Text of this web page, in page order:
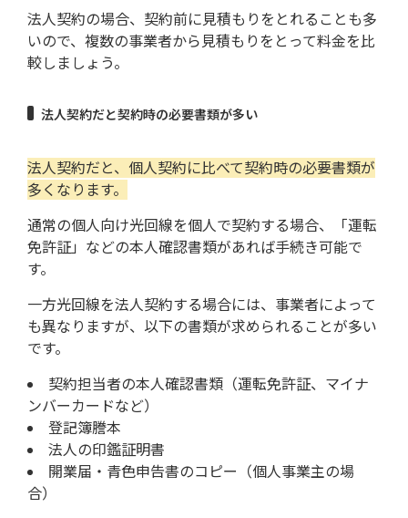
法人契約の場合、契約前に見積もりをとれることも多
いので、複数の事業者から見積もりをとって料金を比
較しましょう。
法人契約だと契約時の必要書類が多い
法人契約だと、個人契約に比べて契約時の必要書類が
多くなります。
通常の個人向け光回線を個人で契約する場合、「運転
免許証」などの本人確認書類があれば手続き可能で
す。
一方光回線を法人契約する場合には、事業者によって
も異なりますが、以下の書類が求められることが多い
です。
契約担当者の本人確認書類（運転免許証、マイナ
ンバーカードなど）
登記簿謄本
法人の印鑑証明書
開業届・青色申告書のコピー（個人事業主の場
合）